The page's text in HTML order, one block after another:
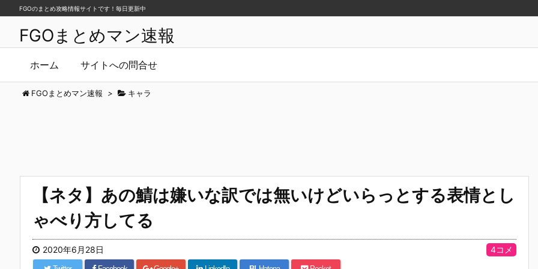
FGOまとめマン速報
ホーム サイトへの問合せ
FGOのまとめ攻略情報サイトです！毎日更新中
FGOまとめマン速報 > キャラ
【ネタ】あの鯖は嫌いな訳では無いけどいらっとする表情とし
ゃべり方してる
2020年6月28日 4コメ